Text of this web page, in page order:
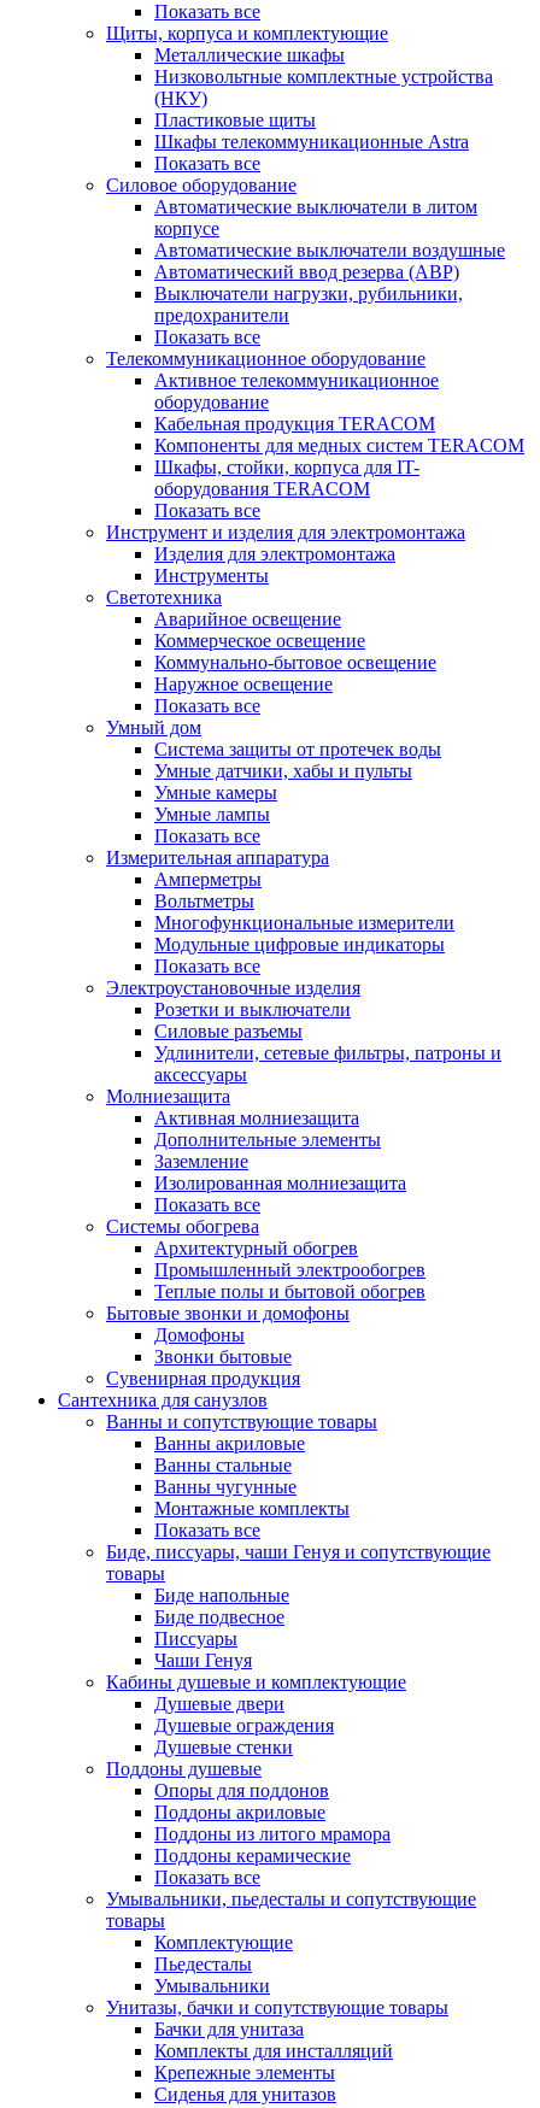
Показать все
Щиты, корпуса и комплектующие
Металлические шкафы
Низковольтные комплектные устройства
(НКУ)
Пластиковые щиты
Шкафы телекоммуникационные Astra
Показать все
Силовое оборудование
Автоматические выключатели в литом
корпусе
Автоматические выключатели воздушные
Автоматический ввод резерва (АВР)
Выключатели нагрузки, рубильники,
предохранители
Показать все
Телекоммуникационное оборудование
Активное телекоммуникационное
оборудование
Кабельная продукция TERACOM
Компоненты для медных систем TERACOM
Шкафы, стойки, корпуса для IT-
оборудования TERACOM
Показать все
Инструмент и изделия для электромонтажа
Изделия для электромонтажа
Инструменты
Светотехника
Аварийное освещение
Коммерческое освещение
Коммунально-бытовое освещение
Наружное освещение
Показать все
Умный дом
Система защиты от протечек воды
Умные датчики, хабы и пульты
Умные камеры
Умные лампы
Показать все
Измерительная аппаратура
Амперметры
Вольтметры
Многофункциональные измерители
Модульные цифровые индикаторы
Показать все
Электроустановочные изделия
Розетки и выключатели
Силовые разъемы
Удлинители, сетевые фильтры, патроны и
аксессуары
Молниезащита
Активная молниезащита
Дополнительные элементы
Заземление
Изолированная молниезащита
Показать все
Системы обогрева
Архитектурный обогрев
Промышленный электрообогрев
Теплые полы и бытовой обогрев
Бытовые звонки и домофоны
Домофоны
Звонки бытовые
Сувенирная продукция
Сантехника для санузлов
Ванны и сопутствующие товары
Ванны акриловые
Ванны стальные
Ванны чугунные
Монтажные комплекты
Показать все
Биде, писсуары, чаши Генуя и сопутствующие
товары
Биде напольные
Биде подвесное
Писсуары
Чаши Генуя
Кабины душевые и комплектующие
Душевые двери
Душевые ограждения
Душевые стенки
Поддоны душевые
Опоры для поддонов
Поддоны акриловые
Поддоны из литого мрамора
Поддоны керамические
Показать все
Умывальники, пьедесталы и сопутствующие
товары
Комплектующие
Пьедесталы
Умывальники
Унитазы, бачки и сопутствующие товары
Бачки для унитаза
Комплекты для инсталляций
Крепежные элементы
Сиденья для унитазов